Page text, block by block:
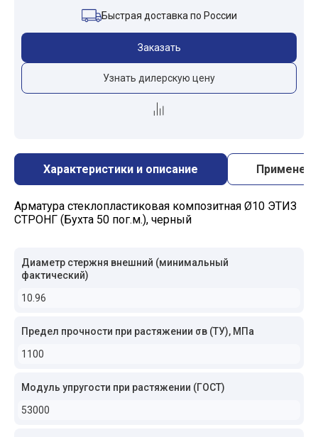
Быстрая доставка по России
Заказать
Узнать дилерскую цену
Характеристики и описание
Арматура стеклопластиковая композитная Ø10 ЭТИЗ
СТРОНГ (Бухта 50 пог.м.), черный
Диаметр стержня внешний (минимальный
фактический)
10.96
Предел прочности при растяжении σв (ТУ), МПа
1100
Модуль упругости при растяжении (ГОСТ)
53000